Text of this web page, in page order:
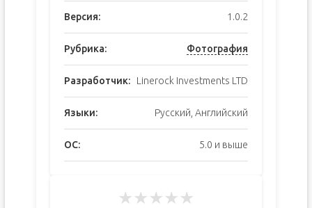
Версия: 1.0.2
Рубрика: Фотография
Разработчик: Linerock Investments LTD
Языки: Русский, Английский
ОС: 5.0 и выше
★★★★★